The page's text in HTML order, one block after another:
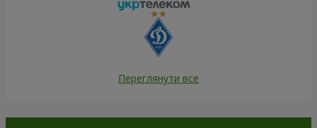
Переглянути все